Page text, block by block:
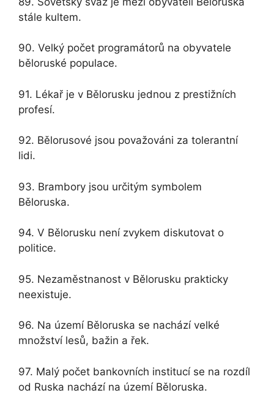
stále kultem.
90. Velký počet programátorů na obyvatele
běloruské populace.
91. Lékař je v Bělorusku jednou z prestižních
profesí.
92. Bělorusové jsou považováni za tolerantní
lidi.
93. Brambory jsou určitým symbolem
Běloruska.
94. V Bělorusku není zvykem diskutovat o
politice.
95. Nezaměstnanost v Bělorusku prakticky
neexistuje.
96. Na území Běloruska se nachází velké
množství lesů, bažin a řek.
97. Malý počet bankovních institucí se na rozdíl
od Ruska nachází na území Běloruska.